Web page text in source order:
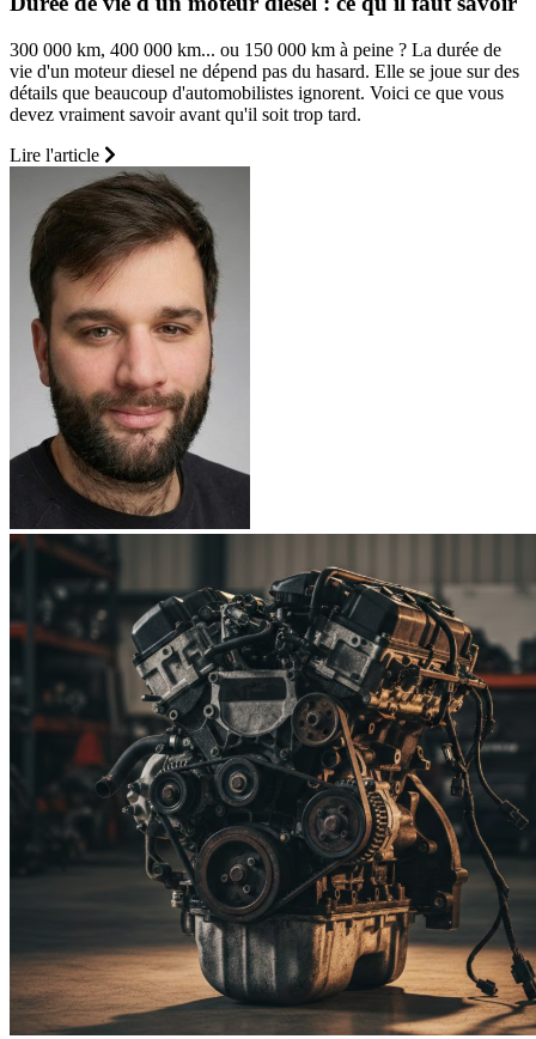
300 000 km, 400 000 km... ou 150 000 km à peine ? La durée de
vie d'un moteur diesel ne dépend pas du hasard. Elle se joue sur des
détails que beaucoup d'automobilistes ignorent. Voici ce que vous
devez vraiment savoir avant qu'il soit trop tard.
Lire l'article